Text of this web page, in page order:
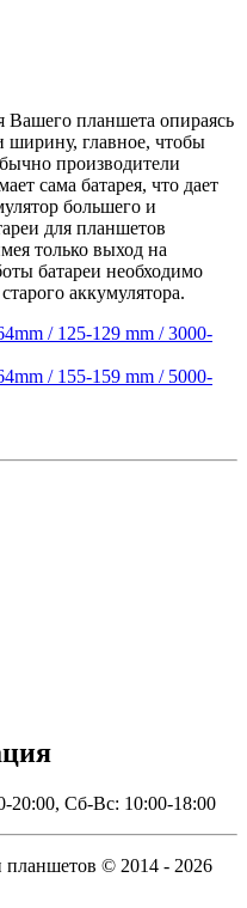
Вашего планшета опираясь
ширину, главное, чтобы
производители
сама батарея, что дает
большего и
для планшетов
только выход на
батареи необходимо
аккумулятора.
/ 125-129 mm / 3000-
/ 155-159 mm / 5000-
20:00, Сб-Вс: 10:00-18:00
планшетов © 2014 - 2026